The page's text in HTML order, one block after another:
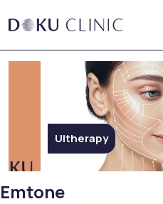
Botoks
Emtone